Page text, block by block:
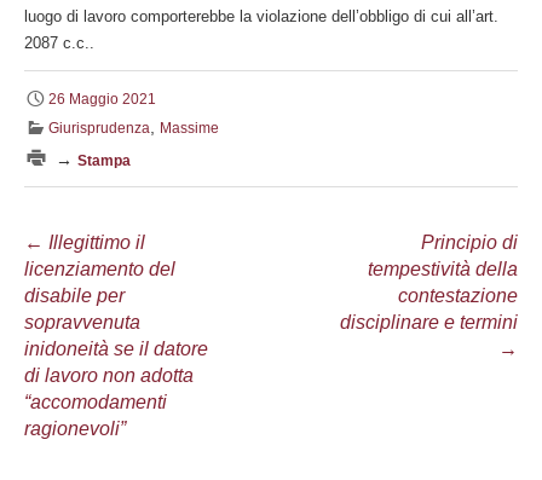
luogo di lavoro comporterebbe la violazione dell’obbligo di cui all’art.
2087 c.c..
26 Maggio 2021
Giurisprudenza
Massime
→ Stampa
Navigazione
articolo
← Illegittimo il
licenziamento del
disabile per
sopravvenuta
inidoneità se il datore
di lavoro non adotta
“accomodamenti
ragionevoli”
Principio di
tempestività della
contestazione
disciplinare e termini
→